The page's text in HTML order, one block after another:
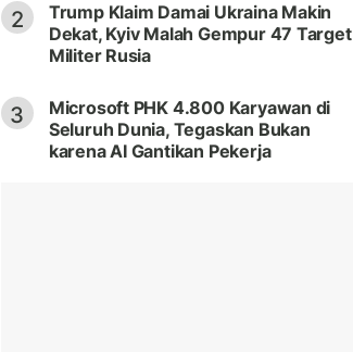
2
Trump Klaim Damai Ukraina Makin
Dekat, Kyiv Malah Gempur 47 Target
Militer Rusia
3
Microsoft PHK 4.800 Karyawan di
Seluruh Dunia, Tegaskan Bukan
karena AI Gantikan Pekerja